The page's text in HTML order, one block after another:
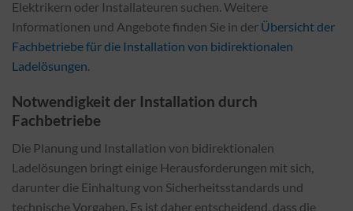
Elektrikern oder Installateuren suchen. Weitere
Informationen und Angebote finden Sie in der Übersicht der
Fachbetriebe für die Installation von bidirektionalen
Ladelösungen.
Notwendigkeit der Installation durch
Fachbetriebe
Die Planung und Installation von bidirektionalen
Ladelösungen bringt einige Herausforderungen mit sich,
darunter die Einhaltung von Sicherheitsstandards und
technische Vorgaben. Es ist daher entscheidend, dass die